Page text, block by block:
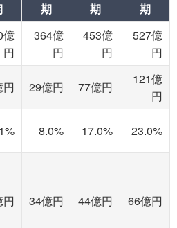
期
期
期
億
円
364億
円
453億
円
527億
円
円 29億円 77億円
121億
円
8.0% 17.0% 23.0%
円 34億円 44億円 66億円